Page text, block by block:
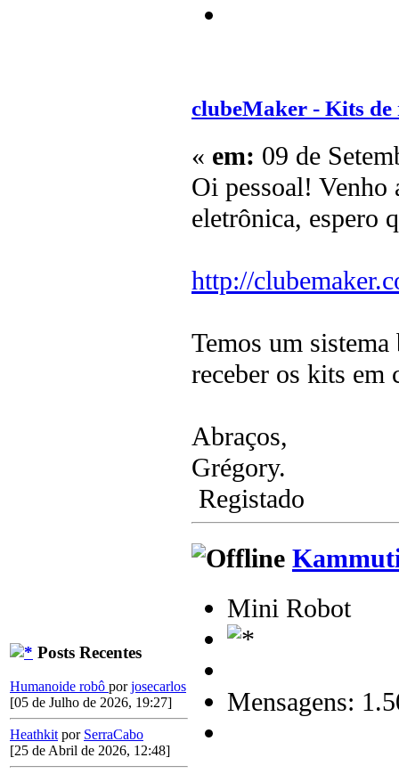
Posts Recentes
Humanoide robô porjosecarlos
[05 de Julho de 2026, 19:27]
Heathkit por SerraCabo
[25 de Abril de 2026, 12:48]
clubeMaker - Kits de
« em: 09 de
Oi pessoal!
eletrônica, espero
http://
Temos um
receber os kits em
Abraços,
Grégory.
Registado
Mini Robot
Mensagens: